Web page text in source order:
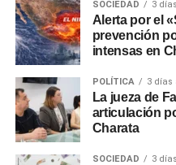
SOCIEDAD 3
Alerta por el
prevención
intensas en
POLÍTICA 3 días
La jueza de
articulación
Charata
SOCIEDAD 3